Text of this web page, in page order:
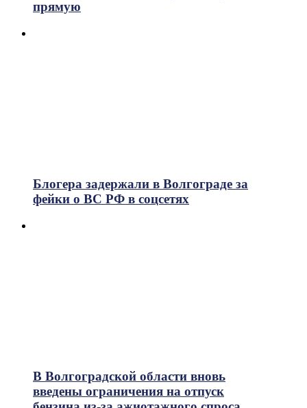
прямую
Блогера задержали в Волгограде за
фейки о ВС РФ в соцсетях
В Волгоградской области вновь
введены ограничения на отпуск